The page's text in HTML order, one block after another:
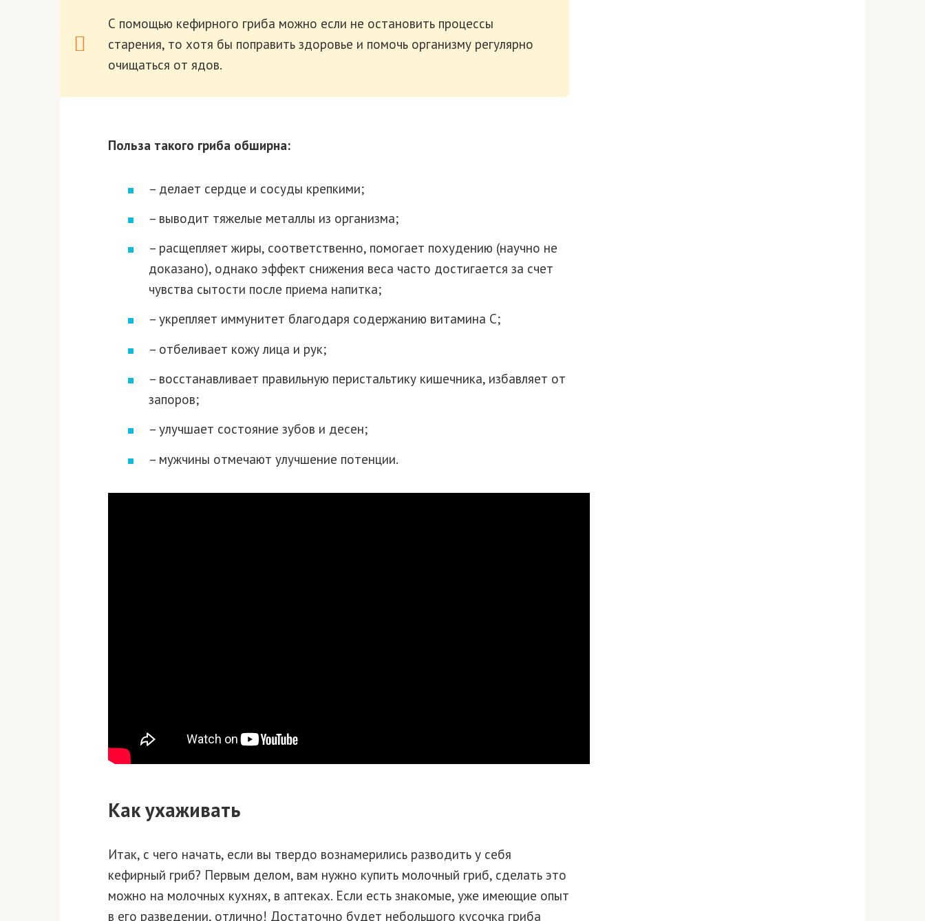
С помощью кефирного гриба можно если не остановить процессы
старения, то хотя бы поправить здоровье и помочь организму регулярно
очищаться от ядов.
Польза такого гриба обширна:
– делает сердце и сосуды крепкими;
– выводит тяжелые металлы из организма;
– расщепляет жиры, соответственно, помогает похудению (научно не
доказано), однако эффект снижения веса часто достигается за счет
чувства сытости после приема напитка;
– укрепляет иммунитет благодаря содержанию витамина С;
– отбеливает кожу лица и рук;
– восстанавливает правильную перистальтику кишечника, избавляет от
запоров;
– улучшает состояние зубов и десен;
– мужчины отмечают улучшение потенции.
Как ухаживать
Итак, с чего начать, если вы твердо вознамерились разводить у себя
кефирный гриб? Первым делом, вам нужно купить молочный гриб, сделать это
можно на молочных кухнях, в аптеках. Если есть знакомые, уже имеющие опыт
в его разведении, отлично! Достаточно будет небольшого кусочка гриба